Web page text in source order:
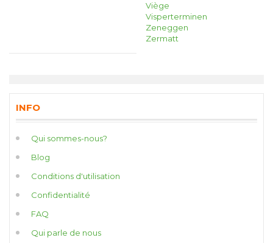
Viège
Visperterminen
Zeneggen
Zermatt
INFO
Qui sommes-nous?
Blog
Conditions d'utilisation
Confidentialité
FAQ
Qui parle de nous